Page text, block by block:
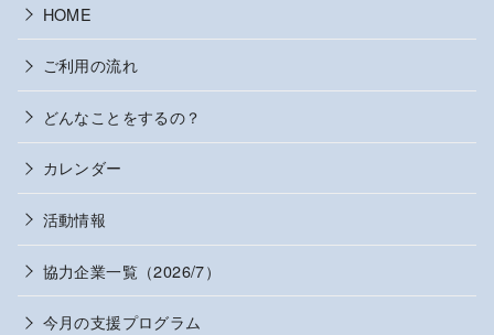
HOME
ご利用の流れ
どんなことをするの？
カレンダー
活動情報
協力企業一覧（2026/7）
今月の支援プログラム